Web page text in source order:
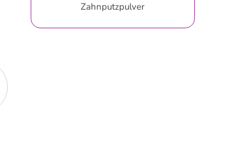
Zahnputzpulver